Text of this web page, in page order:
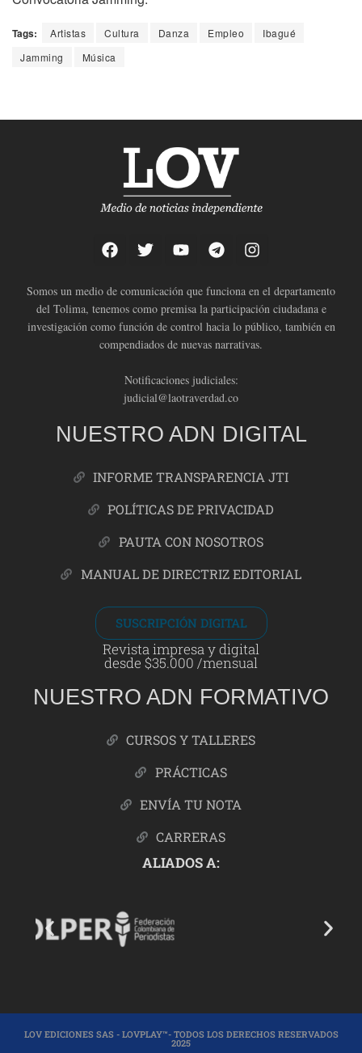
Tags: Artistas Cultura Danza Empleo
Ibagué
Jamming
Música
Somos un medio de comunicación que funciona en el departamento
del Tolima, tenemos como premisa la participación ciudadana e
investigación como función de control hacia lo público, también en
compendiados de nuevas narrativas.
Notificaciones judiciales:
judicial@laotraverdad.co
NUESTRO ADN DIGITAL
INFORME TRANSPARENCIA JTI
POLÍTICAS DE PRIVACIDAD
PAUTA CON NOSOTROS
MANUAL DE DIRECTRIZ EDITORIAL
SUSCRIPCIÓN DIGITAL
Revista impresa y digital
desde $35.000 /mensual
NUESTRO ADN FORMATIVO
CURSOS Y TALLERES
PRÁCTICAS
ENVÍA TU NOTA
CARRERAS
ALIADOS A:
LOV EDICIONES SAS - LOVPLAY™- TODOS LOS DERECHOS RESERVADOS
2025